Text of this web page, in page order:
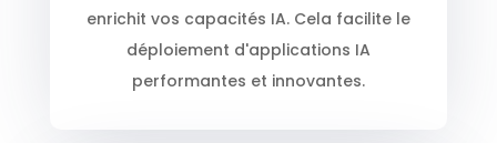
enrichit vos capacités IA. Cela facilite le
déploiement d'applications IA
performantes et innovantes.